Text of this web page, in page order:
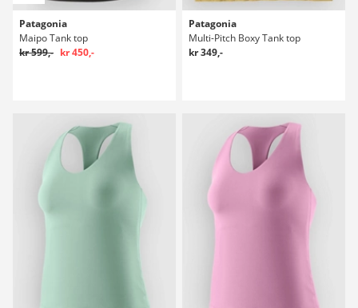
Patagonia
Maipo Tank top
kr 599,- kr 450,-
Patagonia
Multi-Pitch Boxy Tank top
kr 349,-